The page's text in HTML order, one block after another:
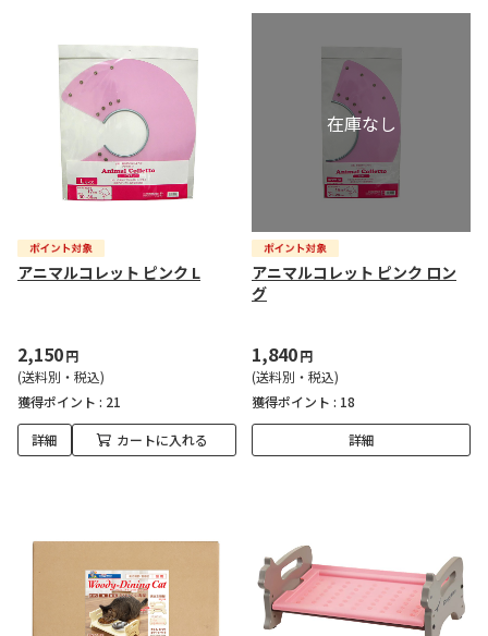
アニマルコレット ピンク L
2,150円
(送料別・税込)
獲得ポイント : 21
詳細 カートに入れる
アニマルコレット ピンク ロン
グ
1,840円
(送料別・税込)
獲得ポイント : 18
詳細